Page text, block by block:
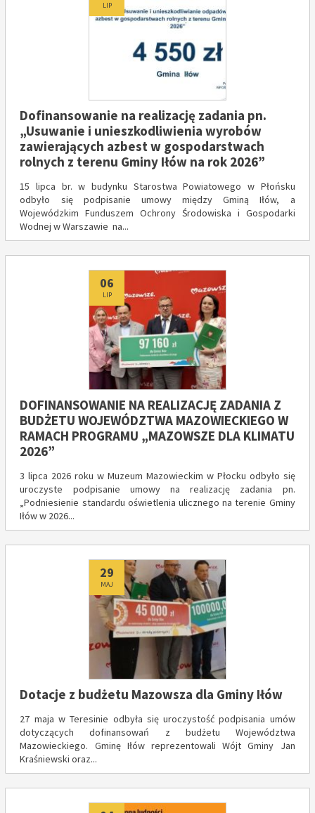
LIP
Dofinansowanie na realizację zadania pn.
„Usuwanie i unieszkodliwienia wyrobów
zawierających azbest w gospodarstwach
rolnych z terenu Gminy Iłów na rok 2026”
15 lipca br. w budynku Starostwa Powiatowego w Płońsku
odbyło się podpisanie umowy między Gminą Iłów, a
Wojewódzkim Funduszem Ochrony Środowiska i Gospodarki
Wodnej w Warszawie na...
Dodano
06
LIP
DOFINANSOWANIE NA REALIZACJĘ ZADANIA Z
BUDŻETU WOJEWÓDZTWA MAZOWIECKIEGO W
RAMACH PROGRAMU „MAZOWSZE DLA KLIMATU
2026”
3 lipca 2026 roku w Muzeum Mazowieckim w Płocku odbyło się
uroczyste podpisanie umowy na realizację zadania pn.
„Podniesienie standardu oświetlenia ulicznego na terenie Gminy
Iłów w 2026...
Dodano
29
MAJ
Dotacje z budżetu Mazowsza dla Gminy Iłów
27 maja w Teresinie odbyła się uroczystość podpisania umów
dotyczących dofinansowań z budżetu Województwa
Mazowieckiego. Gminę Iłów reprezentowali Wójt Gminy Jan
Kraśniewski oraz...